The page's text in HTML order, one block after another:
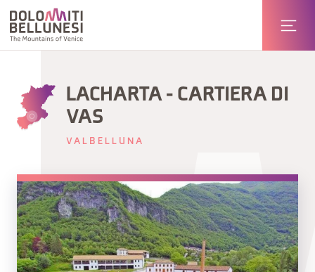
LACHARTA - CARTIERA DI
VAS
VALBELLUNA